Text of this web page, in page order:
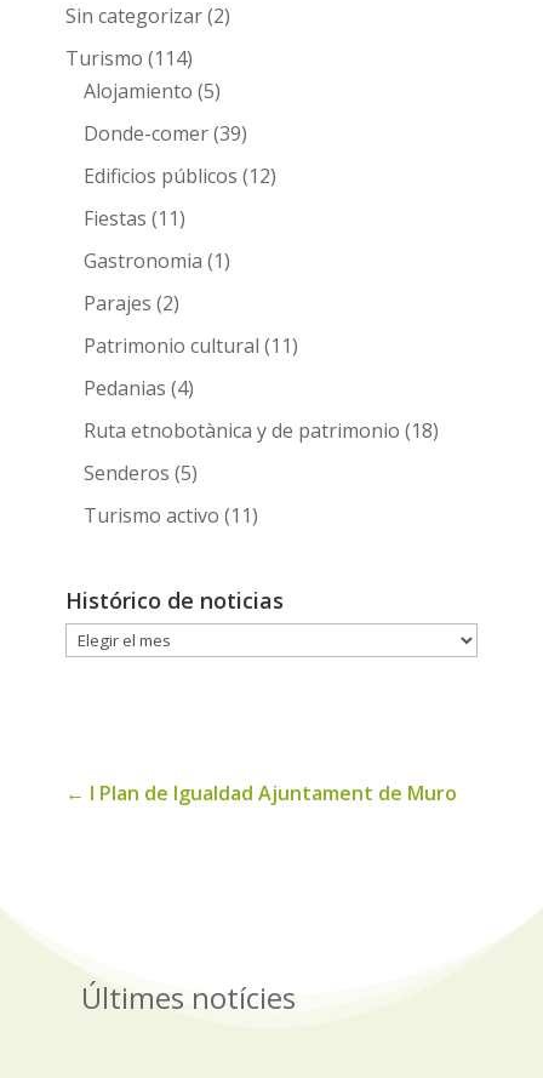
Sin categorizar(2)
Turismo (114)
Alojamiento (5)
Donde-comer(39)
Edificios públicos (12)
Fiestas (11)
Gastronomia (1)
Parajes (2)
Patrimonio cultural (11)
Pedanias (4)
Ruta etnobotànica y de patrimonio (18)
Senderos (5)
Turismo activo (11)
Histórico de noticias
Histórico
← I Plan de Igualdad Ajuntament de Muro
Últimes notícies